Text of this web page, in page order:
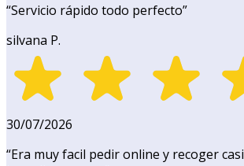
“Servicio rápido todo perfecto”
silvana P.
30/07/2026
“Era muy facil pedir online y recoger casi